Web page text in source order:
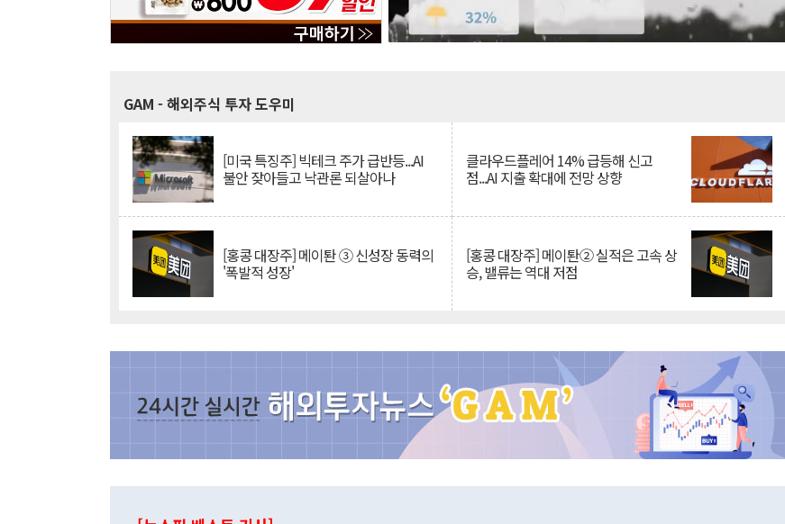
GAM - 해외주식 투자 도우미
[미국 특징주] 빅테크 주가 급반등...AI
불안 잦아들고 낙관론 되살아나
클라우드플레어 14% 급등해 신고
점...AI 지출 확대에 전망 상향
[홍콩 대장주] 메이퇀 ③ 신성장 동력의
'폭발적 성장'
[홍콩 대장주] 메이퇀② 실적은 고속 상
승, 밸류는 역대 저점